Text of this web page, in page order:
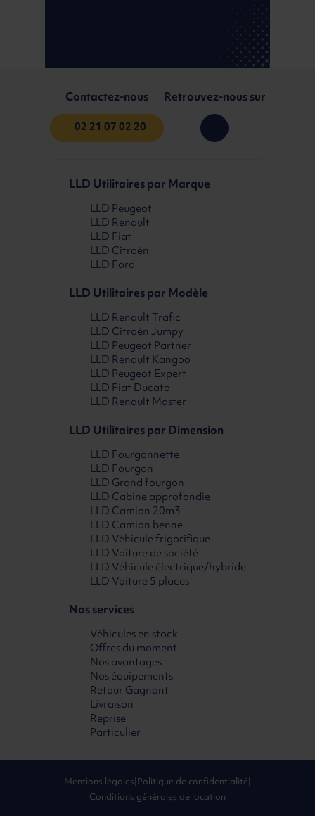
Contactez-nous
02 21 07 02 20
Retrouvez-nous sur
LLD Utilitaires par Marque
LLD Peugeot
LLD Renault
LLD Fiat
LLD Citroën
LLD Ford
LLD Utilitaires par Modèle
LLD Renault Trafic
LLD Citroën Jumpy
LLD Peugeot Partner
LLD Renault Kangoo
LLD Peugeot Expert
LLD Fiat Ducato
LLD Renault Master
LLD Utilitaires par Dimension
LLD Fourgonnette
LLD Fourgon
LLD Grand fourgon
LLD Cabine approfondie
LLD Camion 20m3
LLD Camion benne
LLD Véhicule frigorifique
LLD Voiture de société
LLD Véhicule électrique/hybride
LLD Voiture 5 places
Nos services
Véhicules en stock
Offres du moment
Nos avantages
Nos équipements
Retour Gagnant
Livraison
Reprise
Particulier
Mentions légales|Politique de confidentialité|
Conditions générales de location